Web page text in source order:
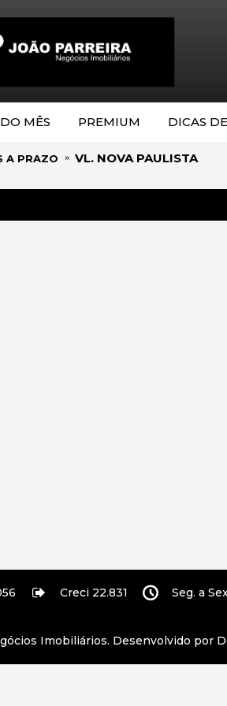
MÊS PREMIUM DICAS
A PRAZO VL. NOVA PAULISTA
Creci 22.831 Seg. a
Imobiliários. Desenvolvido por